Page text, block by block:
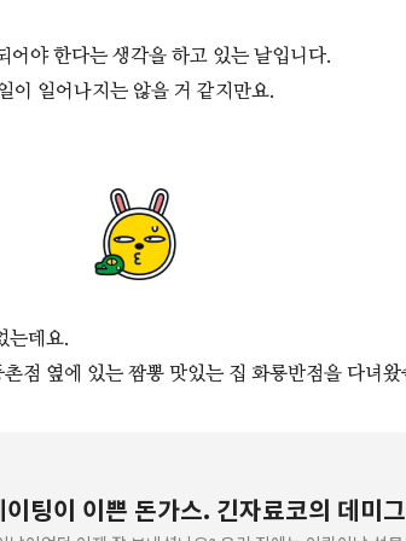
야 한다는 생각을 하고 있는 날입니다.
이 일어나지는 않을 거 같지만요.
는데요.
점 옆에 있는 짬뽕 맛있는 집 화룡반점을 다녀왔